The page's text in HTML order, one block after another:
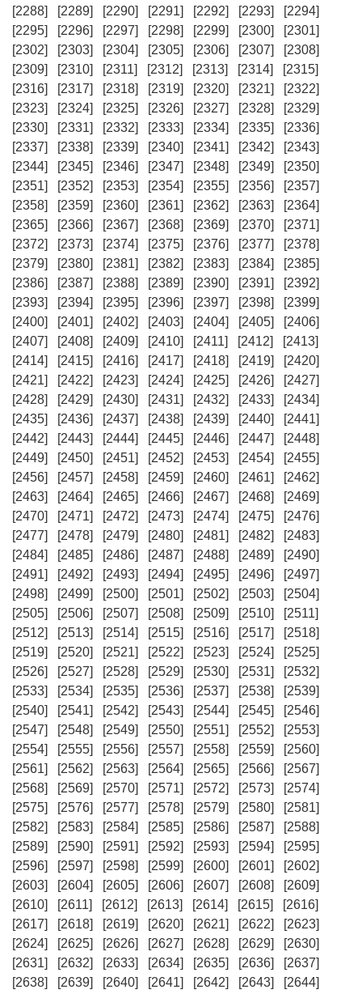
[2288]
[2289] [2290] [2291] [2292] [2293]
[2294]
[2295]
[2296] [2297] [2298] [2299] [2300]
[2301]
[2302]
[2303] [2304] [2305] [2306] [2307]
[2308]
[2309]
[2310] [2311] [2312] [2313] [2314]
[2315]
[2316]
[2317] [2318] [2319] [2320] [2321]
[2322]
[2323]
[2324] [2325] [2326] [2327] [2328]
[2329]
[2330]
[2331] [2332] [2333] [2334] [2335]
[2336]
[2337]
[2338] [2339] [2340] [2341] [2342]
[2343]
[2344]
[2345] [2346] [2347] [2348] [2349]
[2350]
[2351]
[2352] [2353] [2354] [2355] [2356]
[2357]
[2358]
[2359] [2360] [2361] [2362] [2363]
[2364]
[2365]
[2366] [2367] [2368] [2369] [2370]
[2371]
[2372]
[2373] [2374] [2375] [2376] [2377]
[2378]
[2379]
[2380] [2381] [2382] [2383] [2384]
[2385]
[2386]
[2387] [2388] [2389] [2390] [2391]
[2392]
[2393]
[2394] [2395] [2396] [2397] [2398]
[2399]
[2400]
[2401] [2402] [2403] [2404] [2405]
[2406]
[2407]
[2408] [2409] [2410] [2411] [2412]
[2413]
[2414]
[2415] [2416] [2417] [2418] [2419]
[2420]
[2421]
[2422] [2423] [2424] [2425] [2426]
[2427]
[2428]
[2429] [2430] [2431] [2432] [2433]
[2434]
[2435]
[2436] [2437] [2438] [2439] [2440]
[2441]
[2442]
[2443] [2444] [2445] [2446] [2447]
[2448]
[2449]
[2450] [2451] [2452] [2453] [2454]
[2455]
[2456]
[2457] [2458] [2459] [2460] [2461]
[2462]
[2463]
[2464] [2465] [2466] [2467] [2468]
[2469]
[2470]
[2471] [2472] [2473] [2474] [2475]
[2476]
[2477]
[2478] [2479] [2480] [2481] [2482]
[2483]
[2484]
[2485] [2486] [2487] [2488] [2489]
[2490]
[2491]
[2492] [2493] [2494] [2495] [2496]
[2497]
[2498]
[2499] [2500] [2501] [2502] [2503]
[2504]
[2505]
[2506] [2507] [2508] [2509] [2510]
[2511]
[2512]
[2513] [2514] [2515] [2516] [2517]
[2518]
[2519]
[2520] [2521] [2522] [2523] [2524]
[2525]
[2526]
[2527] [2528] [2529] [2530] [2531]
[2532]
[2533]
[2534] [2535] [2536] [2537] [2538]
[2539]
[2540]
[2541] [2542] [2543] [2544] [2545]
[2546]
[2547]
[2548] [2549] [2550] [2551] [2552]
[2553]
[2554]
[2555] [2556] [2557] [2558] [2559]
[2560]
[2561]
[2562] [2563] [2564] [2565] [2566]
[2567]
[2568]
[2569] [2570] [2571] [2572] [2573]
[2574]
[2575]
[2576] [2577] [2578] [2579] [2580]
[2581]
[2582]
[2583] [2584] [2585] [2586] [2587]
[2588]
[2589]
[2590] [2591] [2592] [2593] [2594]
[2595]
[2596]
[2597] [2598] [2599] [2600] [2601]
[2602]
[2603]
[2604] [2605] [2606] [2607] [2608]
[2609]
[2610]
[2611] [2612] [2613] [2614] [2615]
[2616]
[2617]
[2618] [2619] [2620] [2621] [2622]
[2623]
[2624]
[2625] [2626] [2627] [2628] [2629]
[2630]
[2631]
[2632] [2633] [2634] [2635] [2636]
[2637]
[2638]
[2639] [2640] [2641] [2642] [2643]
[2644]